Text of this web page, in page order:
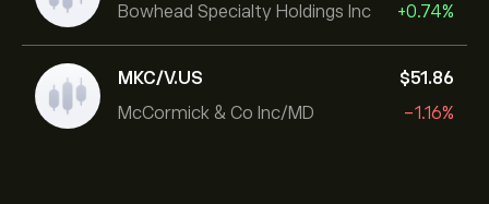
Bowhead Specialty Holdings Inc
+0.74%
MKC/V.US
McCormick & Co Inc/MD
‎$‎51.86
-1.16%